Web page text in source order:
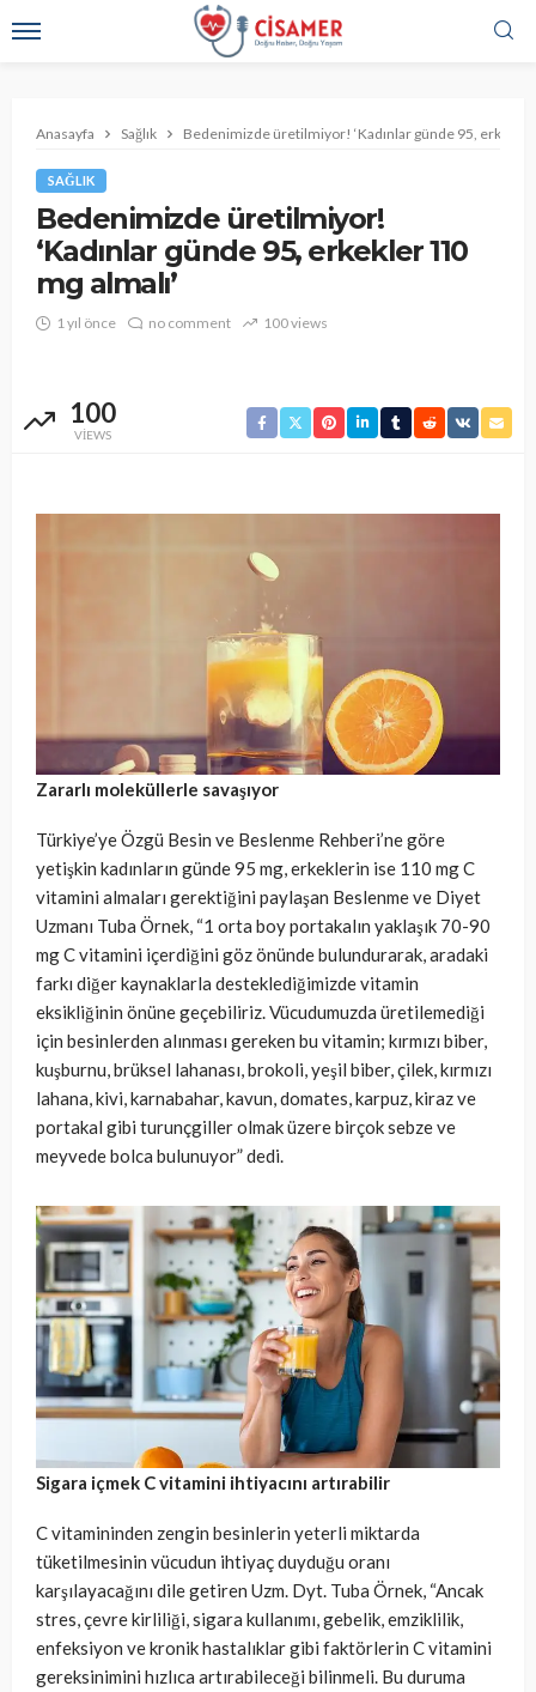
Anasayfa Sağlık Bedenimizde üretilmiyor! ‘Kadınlar günde 95, erkekler
SAĞLIK
Bedenimizde üretilmiyor!
‘Kadınlar günde 95, erkekler 110
mg almalı’
1 yıl önce no comment 100 views
100
VIEWS
Zararlı moleküllerle savaşıyor
Türkiye’ye Özgü Besin ve Beslenme Rehberi’ne göre
yetişkin kadınların günde 95 mg, erkeklerin ise 110 mg C
vitamini almaları gerektiğini paylaşan Beslenme ve Diyet
Uzmanı Tuba Örnek, “1 orta boy portakalın yaklaşık 70-90
mg C vitamini içerdiğini göz önünde bulundurarak, aradaki
farkı diğer kaynaklarla desteklediğimizde vitamin
eksikliğinin önüne geçebiliriz. Vücudumuzda üretilemediği
için besinlerden alınması gereken bu vitamin; kırmızı biber,
kuşburnu, brüksel lahanası, brokoli, yeşil biber, çilek, kırmızı
lahana, kivi, karnabahar, kavun, domates, karpuz, kiraz ve
portakal gibi turunçgiller olmak üzere birçok sebze ve
meyvede bolca bulunuyor” dedi.
Sigara içmek C vitamini ihtiyacını artırabilir
C vitamininden zengin besinlerin yeterli miktarda
tüketilmesinin vücudun ihtiyaç duyduğu oranı
karşılayacağını dile getiren Uzm. Dyt. Tuba Örnek, “Ancak
stres, çevre kirliliği, sigara kullanımı, gebelik, emziklilik,
enfeksiyon ve kronik hastalıklar gibi faktörlerin C vitamini
gereksinimini hızlıca artırabileceği bilinmeli. Bu duruma